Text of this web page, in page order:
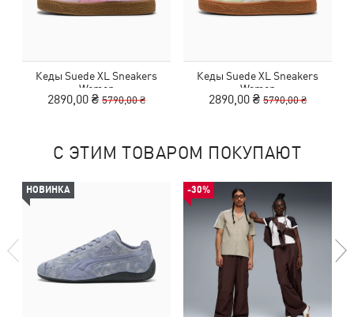
Кеды Suede XL Sneakers
Women
2890,00 ₴ 5790,00 ₴
Кеды Suede XL Sneakers
Women
2890,00 ₴ 5790,00 ₴
С ЭТИМ ТОВАРОМ ПОКУПАЮТ
НОВИНКА -30%